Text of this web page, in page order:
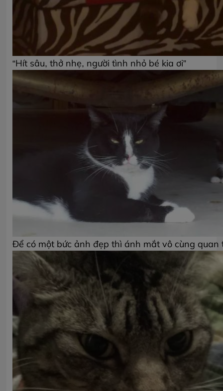
“Hít sâu, thở nhẹ, người tình nhỏ bé kia ơi”
Để có một bức ảnh đẹp thì ánh mắt vô cùng quan